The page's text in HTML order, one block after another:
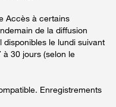
Accès à certains
de la diffusion
le lundi suivant
à 30 jours (selon le
Enregistrements